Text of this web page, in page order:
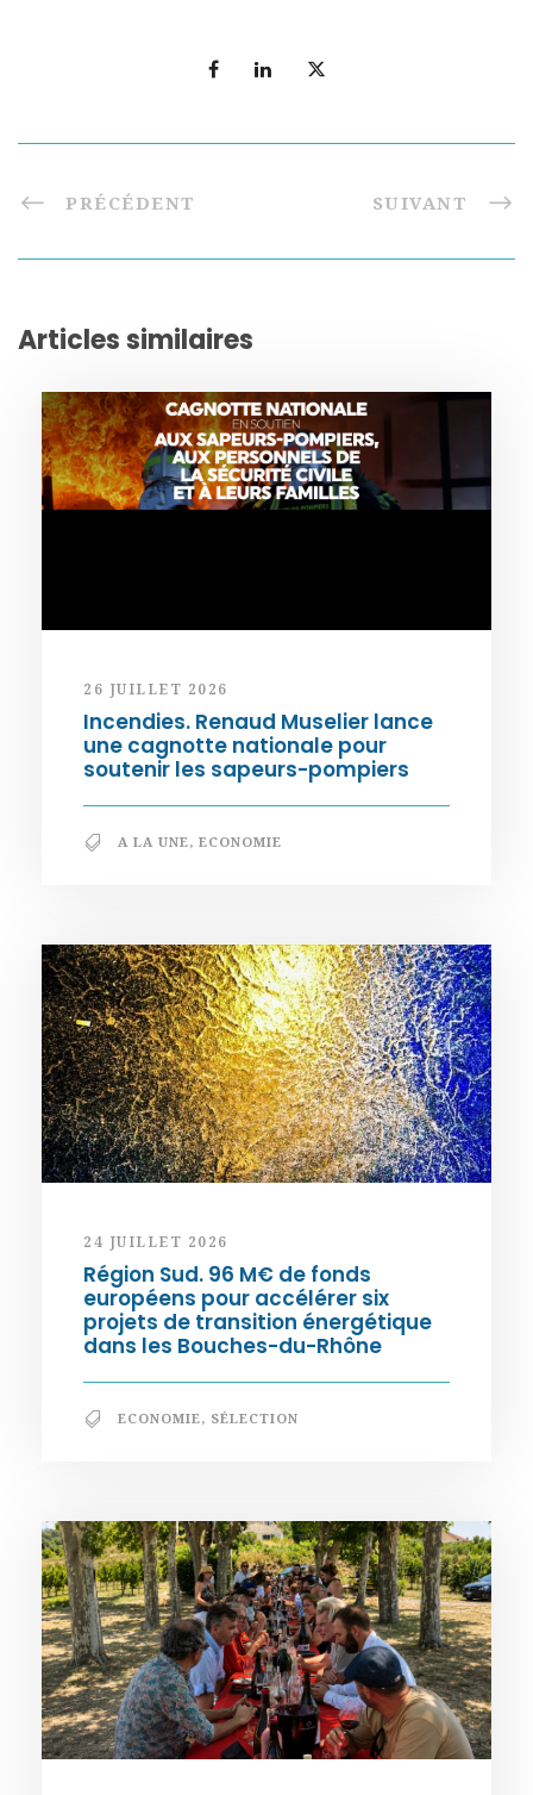
PRÉCÉDENT SUIVANT
Articles similaires
26 JUILLET 2026
Incendies. Renaud Muselier lance
une cagnotte nationale pour
soutenir les sapeurs-pompiers
A LA UNE, ECONOMIE
24 JUILLET 2026
Région Sud. 96 M€ de fonds
européens pour accélérer six
projets de transition énergétique
dans les Bouches-du-Rhône
ECONOMIE, SÉLECTION